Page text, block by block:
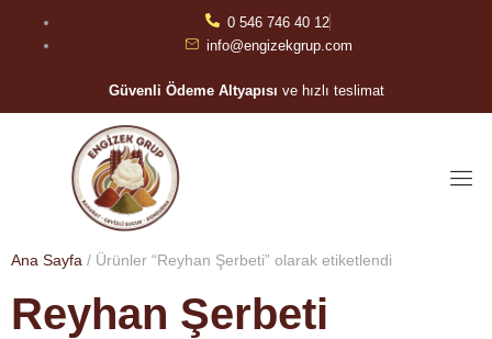
0 546 746 40 12
info@engizekgrup.com
Güvenli Ödeme Altyapısı ve hızlı teslimat
Ana Sayfa / Ürünler “Reyhan Şerbeti” olarak etiketlendi
Reyhan Şerbeti